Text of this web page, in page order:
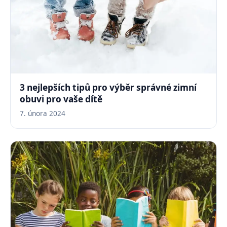
3 nejlepších tipů pro výběr správné zimní
obuvi pro vaše dítě
7. února 2024